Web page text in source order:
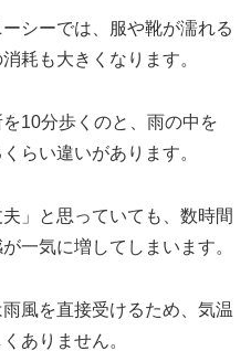
シーでは、服や靴が濡れる
耗も大きくなります。
10分歩くのと、雨の中を
らい違いがあります。
」と思っていても、数時間
一気に増してしまいます。
風を直接受けるため、気温
ありません。